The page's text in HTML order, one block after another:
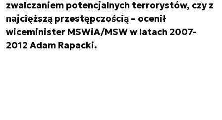
zwalczaniem potencjalnych terrorystów, czy z
najcięższą przestępczością – ocenił
wiceminister MSWiA/MSW w latach 2007-
2012 Adam Rapacki.